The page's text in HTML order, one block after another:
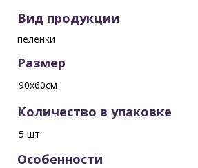
Вид продукции
пеленки
Размер
90х60см
Количество в упаковке
5 шт
Особенности